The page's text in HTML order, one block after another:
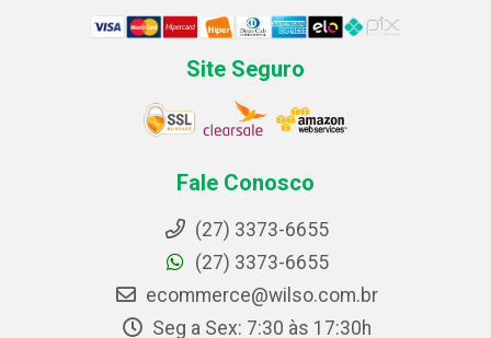
Site Seguro
Fale Conosco
(27) 3373-6655
(27) 3373-6655
ecommerce@wilso.com.br
Seg a Sex: 7:30 às 17:30h